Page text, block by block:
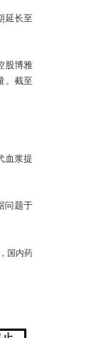
延长至
股博雅
。截至
血浆提
问题于
国内药